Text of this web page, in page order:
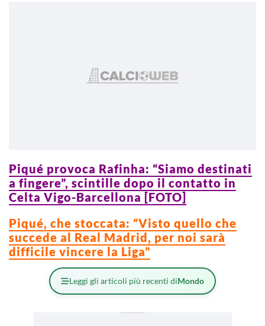
Piqué provoca Rafinha: “Siamo destinati
a fingere”, scintille dopo il contatto in
Celta Vigo-Barcellona [FOTO]
Piqué, che stoccata: “Visto quello che
succede al Real Madrid, per noi sarà
difficile vincere la Liga”
Leggi gli articoli più recenti diMondo